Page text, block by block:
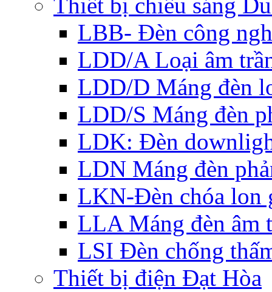
Thiết bị chiếu sáng
LBB- Đèn công
LDD/A Loại âm
LDD/D Máng đèn
LDD/S Máng đèn
LDK: Đèn
LDN Máng đèn
LKN-Đèn chóa lon
LLA Máng đèn âm
LSI Đèn chống
Thiết bị điện Đạt Hòa